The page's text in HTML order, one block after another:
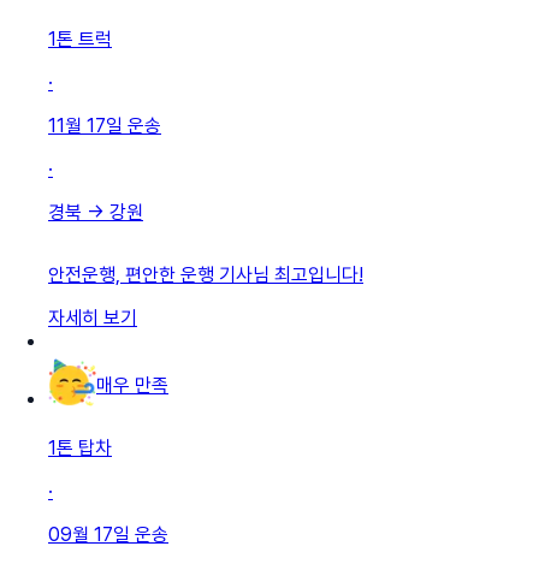
1톤 트럭
·
11월 17일 운송
·
경북 → 강원
안전운행, 편안한 운행 기사님 최고입니다!
자세히 보기
매우 만족
1톤 탑차
·
09월 17일 운송